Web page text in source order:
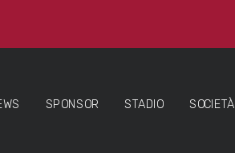
SPONSOR STADIO SOCIETÀ